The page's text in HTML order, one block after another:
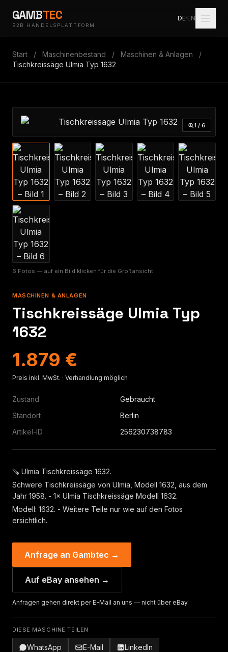
GAMBTEC
B2B HANDELSPLATTFORM
DE·EN
Start / Maschinenbestand / Maschinen & Anlagen
/
Tischkreissäge Ulmia Typ 1632
1 / 6
6 Fotos — auf ein Bild klicken für die Großansicht
MASCHINEN & ANLAGEN
Tischkreissäge Ulmia Typ
1632
1.879 €
Preis inkl. MwSt. · Verhandlung möglich
Zustand
Gebraucht
Standort
Berlin
Artikel-ID
256230738783
🪚 Ulmia Tischkreissäge 1632.
Schwere Tischkreissäge von Ulmia, Modell 1632, aus dem
Jahr 1958. - 1× Ulmia Tischkreissäge Modell 1632.
Modell: 1632. - Weitere Teile nur wie auf den Fotos
ersichtlich.
Anfrage an Gambtec →
Auf eBay ansehen →
Anfragen gehen direkt per E-Mail an uns — nicht über eBay.
DIESE MASCHINE TEILEN
WhatsApp E-Mail LinkedIn